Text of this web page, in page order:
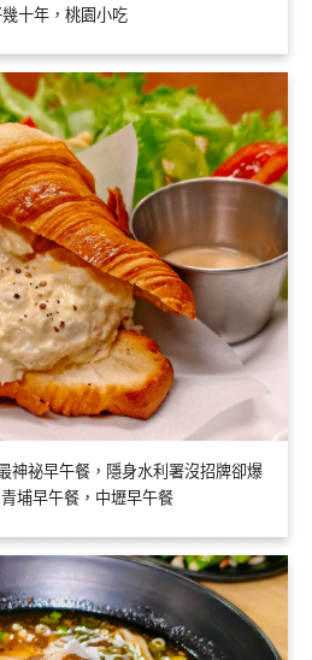
十年，桃園小吃
神祕早午餐，隱身水利署沒招牌卻爆
埔早午餐，中壢早午餐